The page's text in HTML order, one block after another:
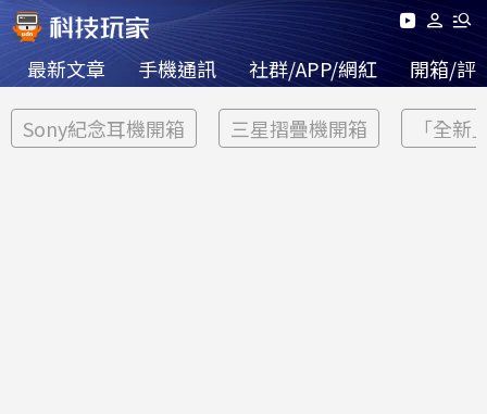
最新文章 手機通訊 社群/APP/網紅 開箱/評
Sony紀念耳機開箱 三星摺疊機開箱 「全新